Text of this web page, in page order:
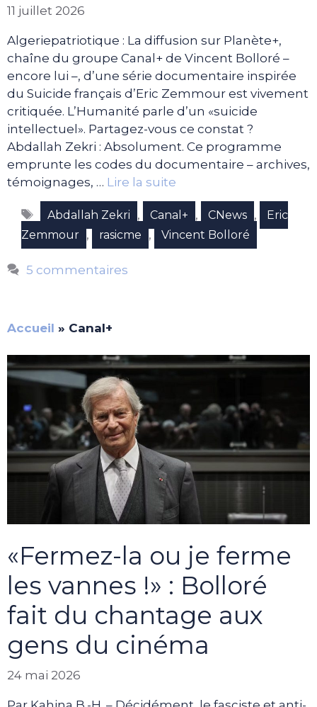
11 juillet 2026
Algeriepatriotique : La diffusion sur Planète+,
chaîne du groupe Canal+ de Vincent Bolloré –
encore lui –, d’une série documentaire inspirée
du Suicide français d’Eric Zemmour est vivement
critiquée. L’Humanité parle d’un «suicide
intellectuel». Partagez-vous ce constat ?
Abdallah Zekri : Absolument. Ce programme
emprunte les codes du documentaire – archives,
témoignages, … Lire la suite
Étiquettes
Abdallah Zekri , Canal+ , CNews ,
Eric
Zemmour , rasicme , Vincent Bolloré
5 commentaires
Accueil » Canal+
«Fermez-la ou je ferme
les vannes !» : Bolloré
fait du chantage aux
gens du cinéma
24 mai 2026